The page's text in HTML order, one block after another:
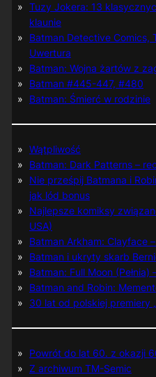
Tuzy Jokera: 13
klaunie
Batman Detective Comics,
Uwertura
Batman: Wojna żartów z
Batman #445-447, #480
Batman: Śmierć w rodzinie
Wątpliwość
Batman: Dark Patterns –
Nie prześpij Batmana i
jak lód bonus
Najlepsze komiksy
USA)
Batman Arkham: Clayface
Batman i ukryty skarb
Batman: Full Moon (Pełnia)
Batman and Robin:
30 lat od polskiej premiery
Powrót do lat 60. z okazji
Z archiwum TM-Semic